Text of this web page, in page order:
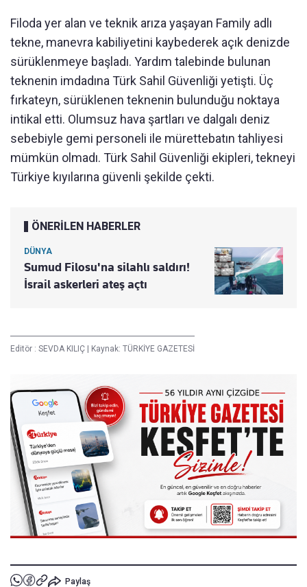
Filoda yer alan ve teknik arıza yaşayan Family adlı
tekne, manevra kabiliyetini kaybederek açık denizde
sürüklenmeye başladı. Yardım talebinde bulunan
teknenin imdadına Türk Sahil Güvenliği yetişti. Üç
fırkateyn, sürüklenen teknenin bulunduğu noktaya
intikal etti. Olumsuz hava şartları ve dalgalı deniz
sebebiyle gemi personeli ile mürettebatın tahliyesi
mümkün olmadı. Türk Sahil Güvenliği ekipleri, tekneyi
Türkiye kıyılarına güvenli şekilde çekti.
ÖNERİLEN HABERLER
DÜNYA
Sumud Filosu'na silahlı saldırı!
İsrail askerleri ateş açtı
Editör : SEVDA KILIÇ | Kaynak: TÜRKİYE GAZETESİ
Paylaş